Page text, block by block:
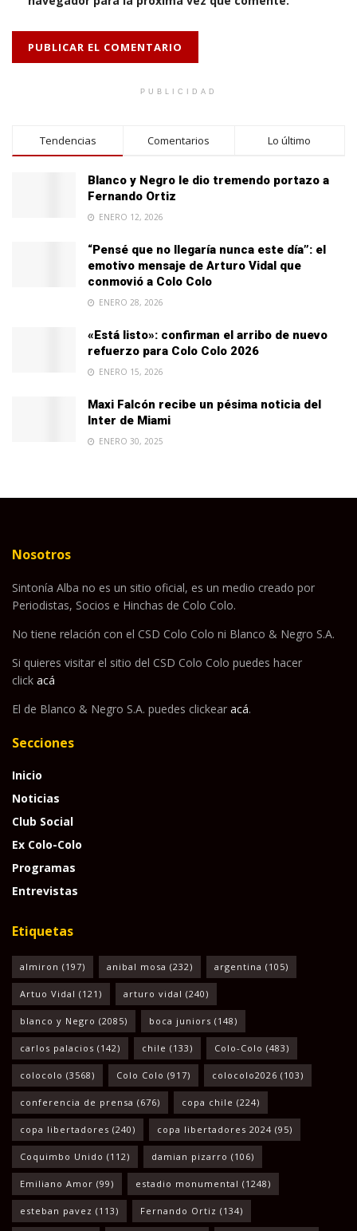
PUBLICIDAD
Tendencias Comentarios Lo último
Blanco y Negro le dio tremendo portazo a
Fernando Ortiz
ENERO 12, 2026
“Pensé que no llegaría nunca este día”: el
emotivo mensaje de Arturo Vidal que
conmovió a Colo Colo
ENERO 28, 2026
«Está listo»: confirman el arribo de nuevo
refuerzo para Colo Colo 2026
ENERO 15, 2026
Maxi Falcón recibe un pésima noticia del
Inter de Miami
ENERO 30, 2025
Nosotros
Sintonía Alba no es un sitio oficial, es un medio creado por
Periodistas, Socios e Hinchas de Colo Colo.
No tiene relación con el CSD Colo Colo ni Blanco & Negro S.A.
Si quieres visitar el sitio del CSD Colo Colo puedes hacer
click acá
El de Blanco & Negro S.A. puedes clickear acá.
Secciones
Inicio
Noticias
Club Social
Ex Colo-Colo
Programas
Entrevistas
Etiquetas
almiron (197) anibal mosa (232) argentina (105)
Artuo Vidal (121) arturo vidal (240)
blanco y Negro (2085) boca juniors (148)
carlos palacios (142) chile (133) Colo-Colo (483)
colocolo (3568) Colo Colo (917) colocolo2026 (103)
conferencia de prensa (676) copa chile (224)
copa libertadores (240) copa libertadores 2024 (95)
Coquimbo Unido (112) damian pizarro (106)
Emiliano Amor (99) estadio monumental (1248)
esteban pavez (113) Fernando Ortiz (134)